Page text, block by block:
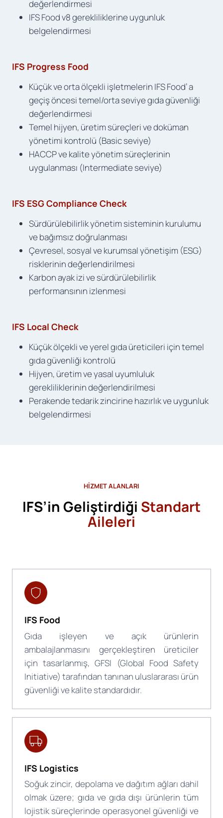
değerlendirmesi
IFS Food v8 gerekliliklerine uygunluk
belgelendirmesi
IFS Progress Food
Küçük ve orta ölçekli işletmelerin IFS Food’ a
geçiş öncesi temel/orta seviye gıda güvenliği
değerlendirmesi
Temel hijyen, üretim süreçleri ve doküman
yönetimi kontrolü (Basic seviye)
HACCP ve kalite yönetim süreçlerinin
uygulanması (Intermediate seviye)
IFS ESG Compliance Check
Sürdürülebilirlik yönetim sisteminin kurulumu
ve bağımsız doğrulanması
Çevresel, sosyal ve kurumsal yönetişim (ESG)
risklerinin değerlendirilmesi
Karbon ayak izi ve sürdürülebilirlik
performansının izlenmesi
IFS Local Check
Küçük ölçekli ve yerel gıda üreticileri için temel
gıda güvenliği kontrolü
Hijyen, üretim ve yasal uyumluluk
gerekliliklerinin değerlendirilmesi
Perakende tedarik zincirine hazırlık ve uygunluk
belgelendirmesi
HİZMET ALANLARI
IFS’in Geliştirdiği Standart
Aileleri
IFS Food
Gıda işleyen ve açık ürünlerin
ambalajlanmasını gerçekleştiren üreticiler
için tasarlanmış, GFSI (Global Food Safety
Initiative) tarafından tanınan uluslararası ürün
güvenliği ve kalite standardıdır.
IFS Logistics
Soğuk zincir, depolama ve dağıtım ağları dahil
olmak üzere; gıda ve gıda dışı ürünlerin tüm
lojistik süreçlerinde operasyonel güvenliği ve